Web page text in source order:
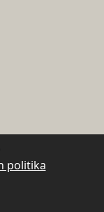
politika
ventana-twitter
nueva ventana-